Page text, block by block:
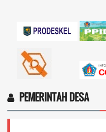
PEMERINTAH DESA